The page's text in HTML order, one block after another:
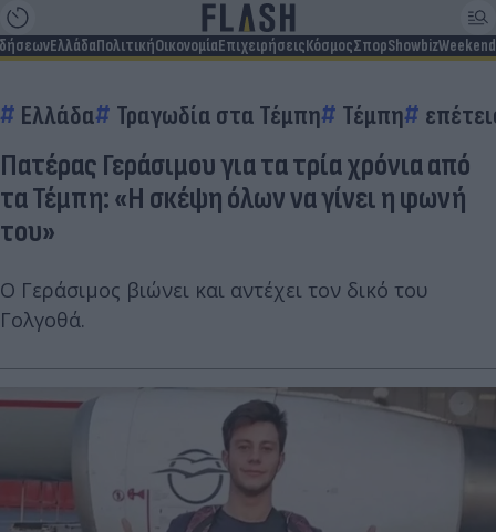
ΕλλάδαΠολιτικήΟικονομίαΕπιχειρήσειςΚόσμοςΣπορShowbizWeekend
Ελλάδα Τραγωδία στα Τέμπη Τέμπη
Πατέρας Γεράσιμου για τα τρία χρόνια από
τα Τέμπη: «Η σκέψη όλων να γίνει η φωνή
του»
Ο Γεράσιμος βιώνει και αντέχει τον δικό του
Γολγοθά.